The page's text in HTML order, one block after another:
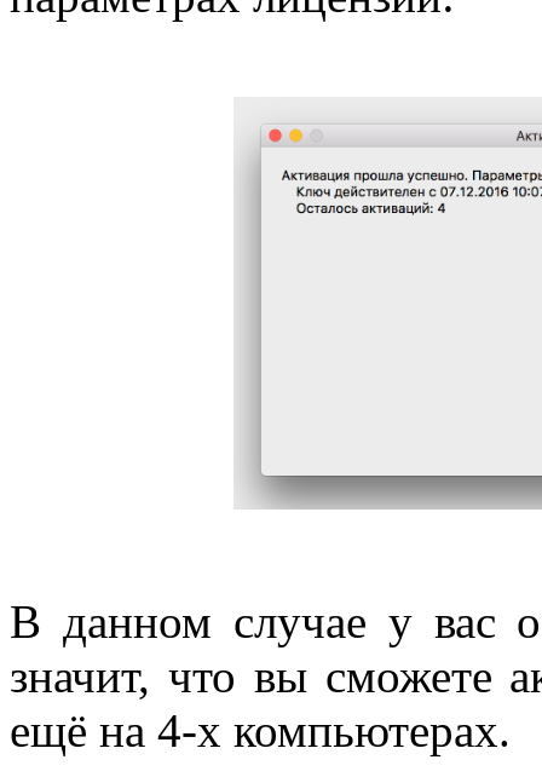
В данном случае у вас
значит, что вы сможете
ещё на 4-х компьютерах.